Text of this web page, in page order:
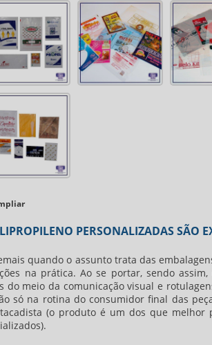
PERSONALIZADAS SÃO
quando o assunto trata das
na prática. Ao se portar, sendo
do meio da comunicação visual e
só na rotina do consumidor final das
(o produto é um dos que melhor